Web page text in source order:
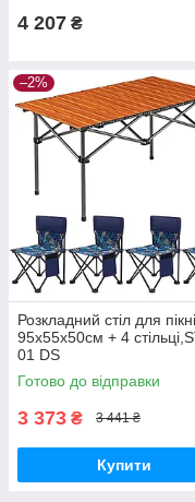
4 207 ₴
–2%
Розкладний стіл для
95х55х50см + 4
01 DS
Готово до відправки
3 373 ₴ 3 441 ₴
Купити